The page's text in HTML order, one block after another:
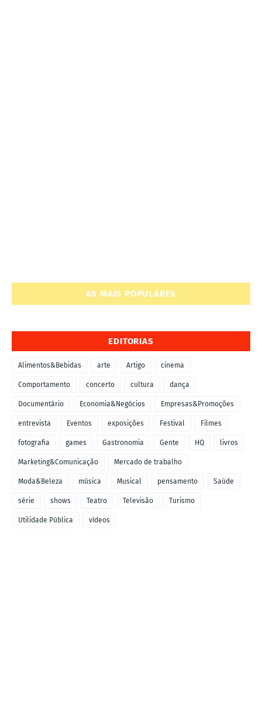
AS MAIS POPULARES
EDITORIAS
Alimentos&Bebidas arte Artigo cinema
Comportamento concerto cultura dança
Documentário Economia&Negócios Empresas&Promoções
entrevista Eventos exposições Festival Filmes
fotografia games Gastronomia Gente HQ livros
Marketing&Comunicação Mercado de trabalho
Moda&Beleza música Musical pensamento Saúde
série shows Teatro Televisão Turismo
Utilidade Pública vídeos